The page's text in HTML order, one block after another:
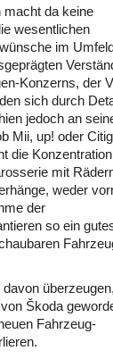
macht da keine
wesentlichen
im
Konzerns, der
sich durch
jedoch an
Mii, up! oder
die
mit
weder
der
so ein
Škoda
Fahrzeug-